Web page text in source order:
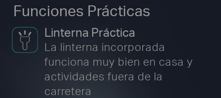
Funciones Prácticas
Linterna Práctica
La linterna incorporada
funciona muy bien en casa y
actividades fuera de la
carretera